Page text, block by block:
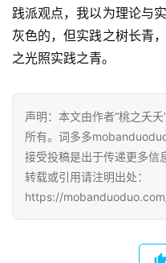
践派观点，我以为理论与
灰色的，但实践之树长青
之光照实践之青。
声明：本文由作者“桃之夭
所有。词多多
接受投稿是出于传递更多信
转载或引用请注明出处：
https://